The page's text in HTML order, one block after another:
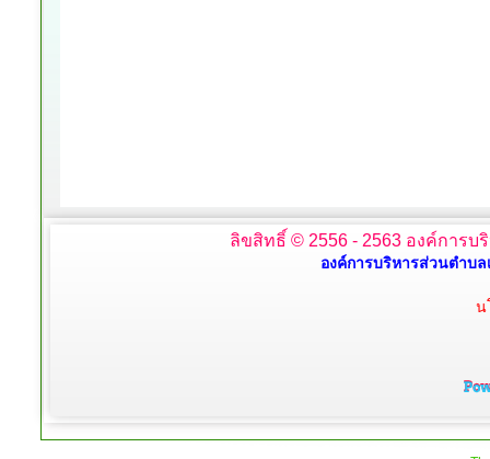
ลิขสิทธิ์ © 2556 - 2563 องค์การบ
องค์การบริหารส่วนตำบล
น